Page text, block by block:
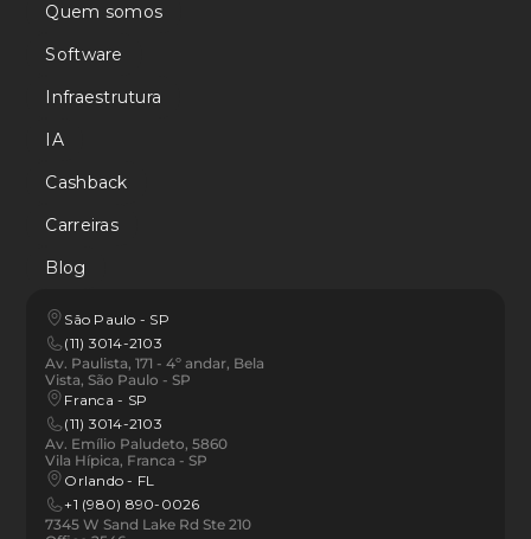
Quem somos
Software
Infraestrutura
IA
Cashback
Carreiras
Blog
São Paulo - SP
(11) 3014-2103
Av. Paulista, 171 - 4º andar, Bela
Vista, São Paulo - SP
Franca - SP
(11) 3014-2103
Av. Emílio Paludeto, 5860
Vila Hípica, Franca - SP
Orlando - FL
+1 (980) 890-0026
7345 W Sand Lake Rd Ste 210